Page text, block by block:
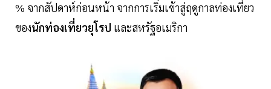
% จากสัปดาห์ก่อนหน้า จากการเริ่มเข้าสู่ฤดูกาลท่องเที่ยว
ของนักท่องเที่ยวยุโรป และสหรัฐอเมริกา